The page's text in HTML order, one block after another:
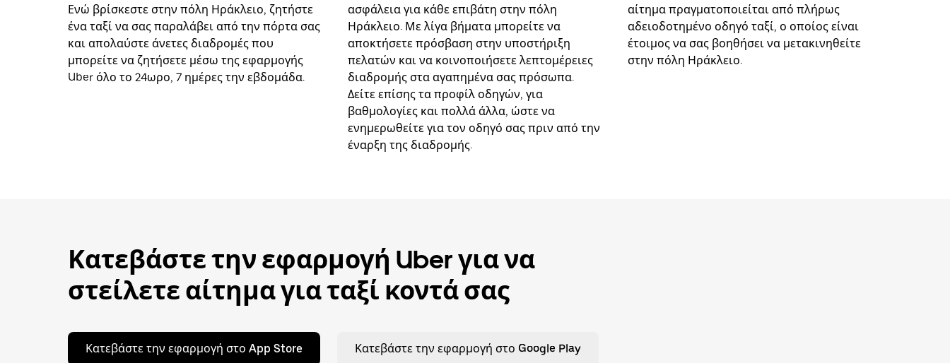
Ενώ βρίσκεστε στην πόλη Ηράκλειο, ζητήστε
ένα ταξί να σας παραλάβει από την πόρτα σας
και απολαύστε άνετες διαδρομές που
μπορείτε να ζητήσετε μέσω της εφαρμογής
Uber όλο το 24ωρο, 7 ημέρες την εβδομάδα.
ασφάλεια για κάθε επιβάτη στην πόλη
Ηράκλειο. Με λίγα βήματα μπορείτε να
αποκτήσετε πρόσβαση στην υποστήριξη
πελατών και να κοινοποιήσετε λεπτομέρειες
διαδρομής στα αγαπημένα σας πρόσωπα.
Δείτε επίσης τα προφίλ οδηγών, για
βαθμολογίες και πολλά άλλα, ώστε να
ενημερωθείτε για τον οδηγό σας πριν από την
έναρξη της διαδρομής.
αίτημα πραγματοποιείται από πλήρως
αδειοδοτημένο οδηγό ταξί, ο οποίος είναι
έτοιμος να σας βοηθήσει να μετακινηθείτε
στην πόλη Ηράκλειο.
Κατεβάστε την εφαρμογή Uber για να
στείλετε αίτημα για ταξί κοντά σας
Κατεβάστε την εφαρμογή στο App Store Κατεβάστε την εφαρμογή στο Google Play